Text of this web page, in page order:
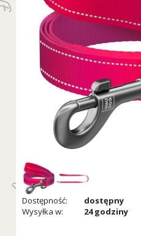
Dostępność:
dostępny
Wysyłka w:
24 godziny